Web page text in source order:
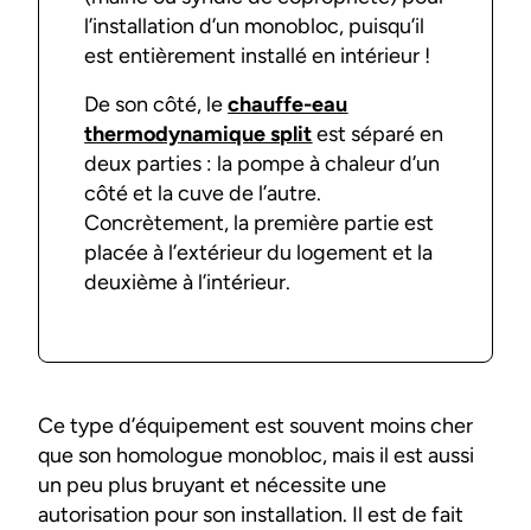
l’installation d’un monobloc, puisqu’il
est entièrement installé en intérieur !
De son côté, lechauffe-eau
thermodynamique splitest séparé en
deux parties : la pompe à chaleur d’un
côté et la cuve de l’autre.
Concrètement, la première partie est
placée à l’extérieur du logement et la
deuxième à l’intérieur.
Ce type d’équipement est souvent moins cher
que son homologue monobloc, mais il est aussi
un peu plus bruyant et nécessite une
autorisation pour son installation. Il est de fait